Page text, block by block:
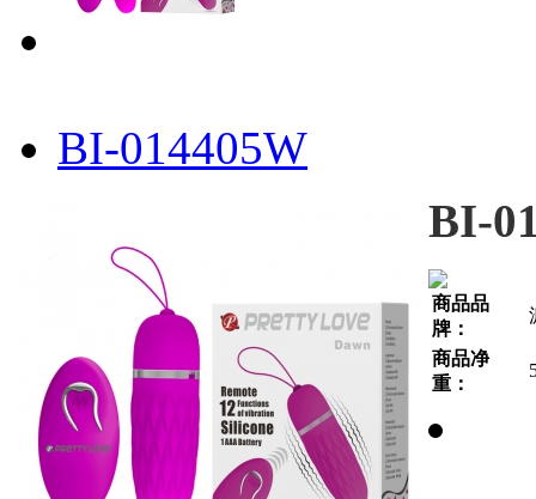
BI-014405W
BI-
商品品
牌：
商品净
重：